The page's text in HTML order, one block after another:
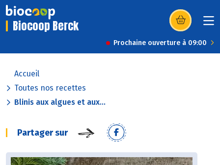
Biocoop Berck (s’ouvre dans
Prochaine ouverture à 09:00
Accueil
Toutes nos recettes
Blinis aux algues et aux...
Partager sur